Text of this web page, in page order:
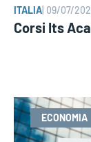
ITALIA 09/07/
Corsi Its
ECONOMIA